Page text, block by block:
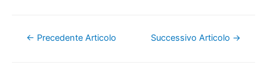
Navigazione
← Precedente Articolo Successivo Articolo →